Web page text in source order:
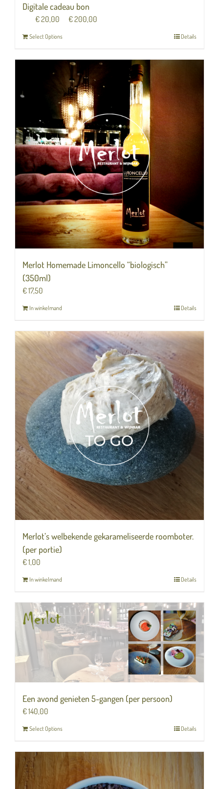
Digitale cadeau bon
€20,00 €200,00
Select Options Details
Merlot Homemade Limoncello “biologisch”
(350ml)
€17,50
In winkelmand Details
Merlot’s welbekende gekarameliseerde roomboter.
(per portie)
€1,00
In winkelmand Details
Een avond genieten 5-gangen (per persoon)
€140,00
Select Options Details